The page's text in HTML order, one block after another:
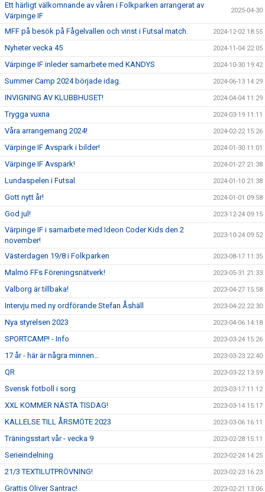
Ett härligt välkomnande av våren i Folkparken arrangerat av
Värpinge IF
2025-04-30
MFF på besök på Fågelvallen och vinst i Futsal match. 2024-12-02 18:55
Nyheter vecka 45 2024-11-04 22:05
Värpinge IF inleder samarbete med KANDYS 2024-10-30 19:42
Summer Camp 2024 började idag. 2024-06-13 14:29
INVIGNING AV KLUBBHUSET! 2024-04-04 11:29
Trygga vuxna 2024-03-19 11:11
Våra arrangemang 2024! 2024-02-22 15:26
Värpinge IF Avspark i bilder! 2024-01-30 11:01
Värpinge IF Avspark! 2024-01-27 21:38
Lundaspelen i Futsal 2024-01-10 21:38
Gott nytt år! 2024-01-01 09:58
God jul! 2023-12-24 09:15
Värpinge IF i samarbete med Ideon Coder Kids den 2
november!
2023-10-24 09:52
Västerdagen 19/8 i Folkparken 2023-08-17 11:35
Malmö FFs Föreningsnätverk! 2023-05-31 21:33
Valborg är tillbaka! 2023-04-27 15:58
Intervju med ny ordförande Stefan Åshäll 2023-04-22 22:30
Nya styrelsen 2023 2023-04-06 14:18
SPORTCAMP! - Info 2023-03-24 15:26
17 år - här är några minnen… 2023-03-23 22:40
QR 2023-03-22 13:59
Svensk fotboll i sorg 2023-03-17 11:12
XXL KOMMER NÄSTA TISDAG! 2023-03-14 15:17
KALLELSE TILL ÅRSMÖTE 2023 2023-03-06 16:11
Träningsstart vår - vecka 9 2023-02-28 15:11
Serieindelning 2023-02-24 14:25
21/3 TEXTILUTPRÖVNING! 2023-02-23 16:23
Grattis Oliver Santrac! 2023-02-21 13:06